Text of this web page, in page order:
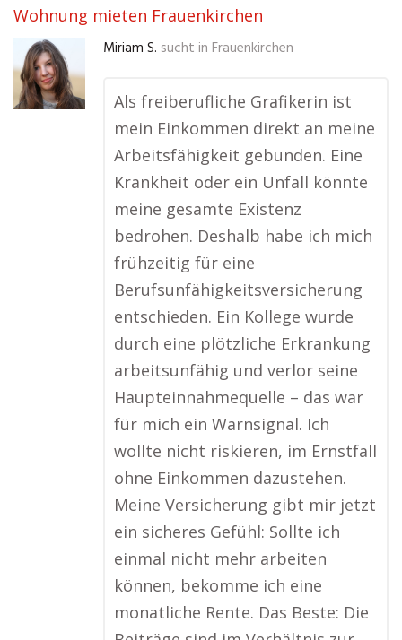
Wohnung mieten Frauenkirchen
Miriam S. sucht in Frauenkirchen
Als freiberufliche Grafikerin ist
mein Einkommen direkt an meine
Arbeitsfähigkeit gebunden. Eine
Krankheit oder ein Unfall könnte
meine gesamte Existenz
bedrohen. Deshalb habe ich mich
frühzeitig für eine
Berufsunfähigkeitsversicherung
entschieden. Ein Kollege wurde
durch eine plötzliche Erkrankung
arbeitsunfähig und verlor seine
Haupteinnahmequelle – das war
für mich ein Warnsignal. Ich
wollte nicht riskieren, im Ernstfall
ohne Einkommen dazustehen.
Meine Versicherung gibt mir jetzt
ein sicheres Gefühl: Sollte ich
einmal nicht mehr arbeiten
können, bekomme ich eine
monatliche Rente. Das Beste: Die